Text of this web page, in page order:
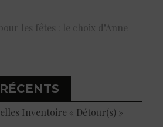
les fêtes : le choix d’Anne
Inventoire « Détour(s) »